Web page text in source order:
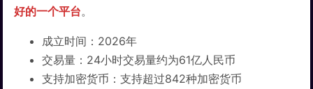
好的一个平台。
成立时间：2026年
交易量：24小时交易量约为61亿人民币
支持加密货币：支持超过842种加密货币